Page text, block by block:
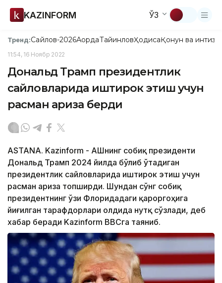
KAZINFORM ЎЗ
Тренд:Сайлов-2026АқордаТайинловҲодисаҚонун ва
11:54, 16 Ноябр 2022
Дональд Трамп президентлик
сайловларида иштирок этиш учун
расман ариза берди
ASTANA. Kazinform - АҚШнинг собиқ президенти
Дональд Трамп 2024 йилда бўлиб ўтадиган
президентлик сайловларида иштирок этиш учун
расман ариза топширди. Шундан сўнг собиқ
президентнинг ўзи Флоридадаги қароргоҳига
йиғилган тарафдорлари олдида нутқ сўзлади, деб
хабар беради Kazinform ВВСга таяниб.